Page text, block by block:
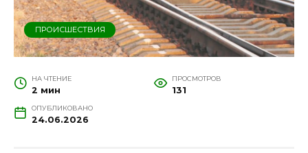
ПРОИСШЕСТВИЯ
НА ЧТЕНИЕ
2 мин
ПРОСМОТРОВ
131
ОПУБЛИКОВАНО
24.06.2026